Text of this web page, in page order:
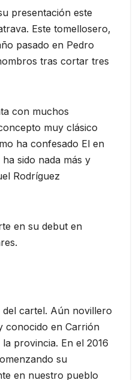
presentación este
Este tomellosero,
pasado en Pedro
tras cortar tres
con muchos
muy clásico
ha confesado El en
sido nada más y
Rodríguez
en su debut en
del cartel. Aún novillero
conocido en Carrión
provincia. En el 2016
su
en nuestro pueblo